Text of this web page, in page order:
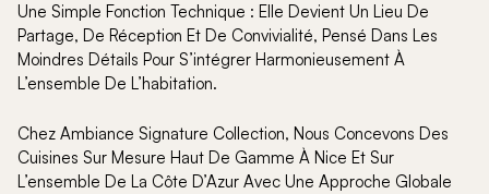
Une Simple Fonction Technique : Elle Devient Un Lieu De
Partage, De Réception Et De Convivialité, Pensé Dans Les
Moindres Détails Pour S’intégrer Harmonieusement À
L’ensemble De L’habitation.
Chez Ambiance Signature Collection, Nous Concevons Des
Cuisines Sur Mesure Haut De Gamme À Nice Et Sur
L’ensemble De La Côte D’Azur Avec Une Approche Globale